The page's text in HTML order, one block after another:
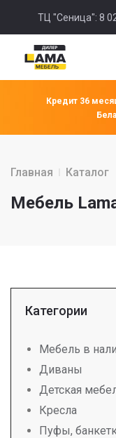
ТЦ "Сеница": 8
Кредит 36
Главная Каталог
Мебель
Категории
Мебель в
Диваны
Детская
Кресла
Пуфы,